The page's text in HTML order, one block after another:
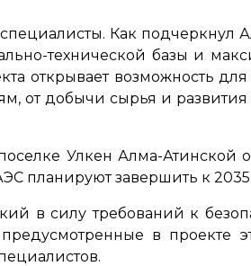
специалисты. Как подчеркнул
технической базы и
открывает возможность
от добычи сырья и
Улкен Алма-Атинской
планируют завершить к 2035
в силу требований к
в проекте